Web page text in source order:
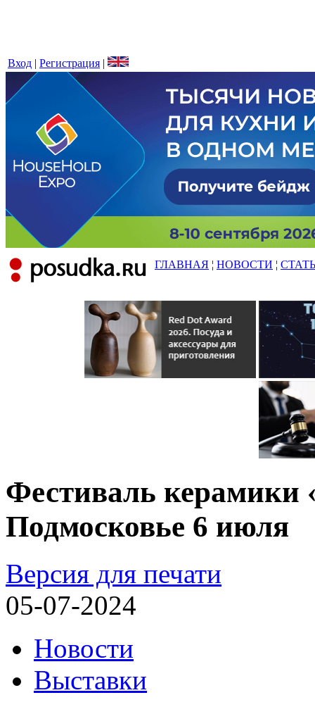
Вход | Регистрация |
ГЛАВНАЯ ¦ НОВОСТИ ¦
Фестиваль керамики
Подмосковье 6 июля
Версия для печати
05-07-2024
Новости
Выставки